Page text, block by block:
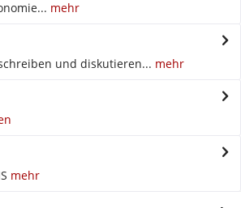
mehr
und diskutieren... mehr
mehr